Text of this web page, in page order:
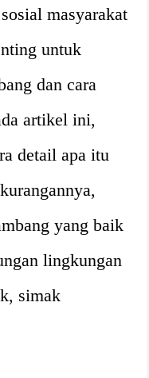
masyarakat
untuk
dan cara
artikel ini,
detail apa itu
yang baik
lingkungan
simak